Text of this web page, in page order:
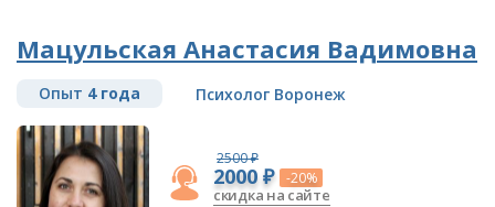
Мацульская Анастасия Вадимовна
Опыт 4 года Психолог Воронеж
2500 ₽
2000 ₽ -20%
скидка на сайте